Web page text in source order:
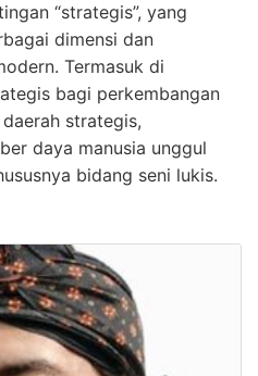
“strategis”, yang
dimensi dan
Termasuk di
bagi perkembangan
strategis,
daya manusia unggul
bidang seni lukis.